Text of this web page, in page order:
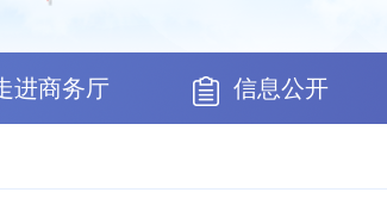
进商务厅 信息公开